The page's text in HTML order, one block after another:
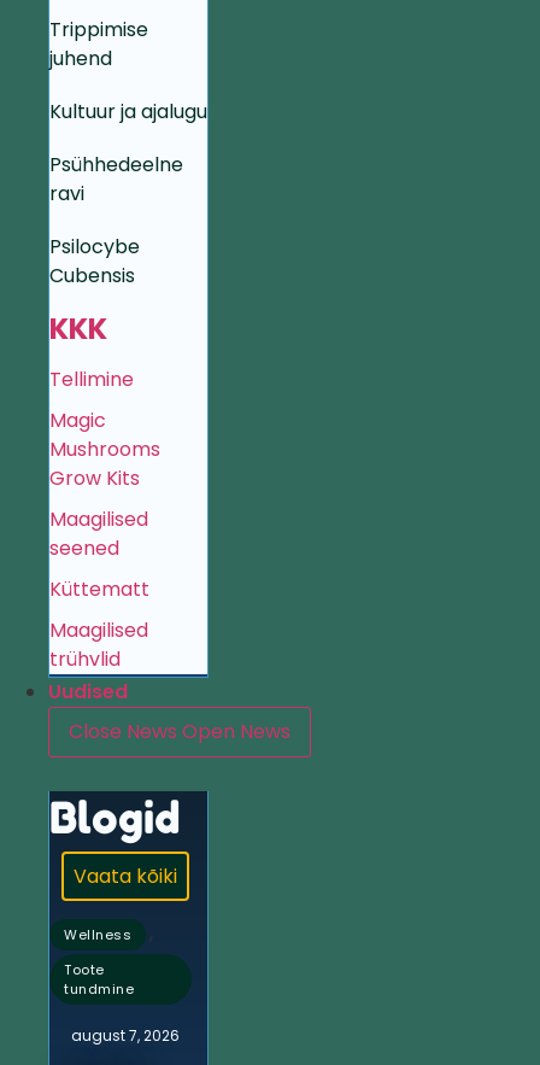
Trippimise
juhend
Kultuur ja ajalugu
Psühhedeelne
ravi
Psilocybe
Cubensis
KKK
Tellimine
Magic
Mushrooms
Grow Kits
Maagilised
seened
Küttematt
Maagilised
trühvlid
Uudised
Close News Open News
Blogid
Vaata kõiki
Wellness ,
Toote
tundmine
august 7, 2026